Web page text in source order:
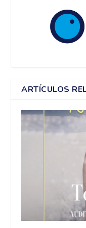
ARTÍCULOS